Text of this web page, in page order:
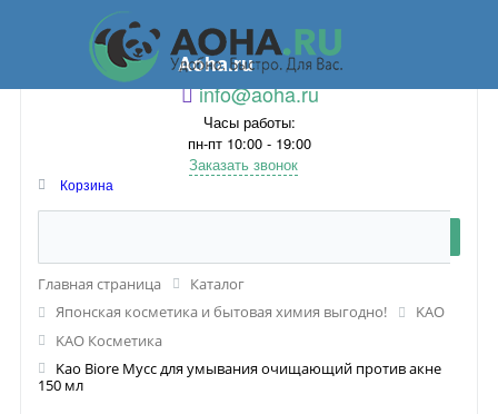
Aoha.ru
info@aoha.ru
Часы работы:
пн-пт 10:00 - 19:00
Заказать звонок
Корзина
Главная страница
Каталог
Японская косметика и бытовая химия выгодно!
KAO
KAO Косметика
Kao Biore Мусс для умывания очищающий против акне
150 мл